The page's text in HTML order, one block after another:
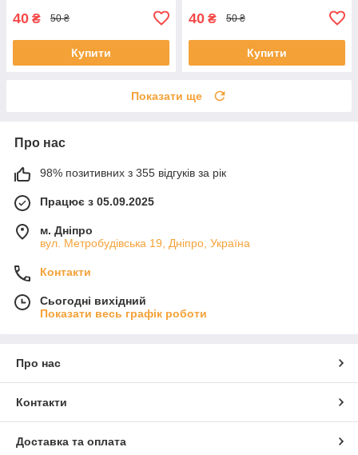
40 ₴ 50 ₴
Купити
40 ₴ 50 ₴
Купити
Показати ще
Про нас
98% позитивних з 355 відгуків за рік
Працює з 05.09.2025
м. Дніпро
вул. Метробудівська 19, Дніпро, Україна
Контакти
Сьогодні вихідний
Показати весь графік роботи
Про нас
Контакти
Доставка та оплата